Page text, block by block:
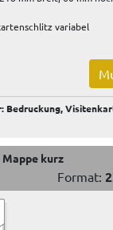
variabel
Bedruckung,
kurz
Format: